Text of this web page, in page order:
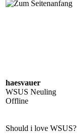
haesvauer
WSUS Neuling
Offline
Should i love WSUS?